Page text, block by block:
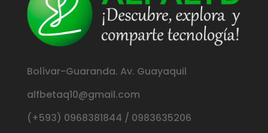
Bolívar-Guaranda. Av. Guayaquil
alfbetaq10@gmail.com
(+593) 0968381844 / 0983635206